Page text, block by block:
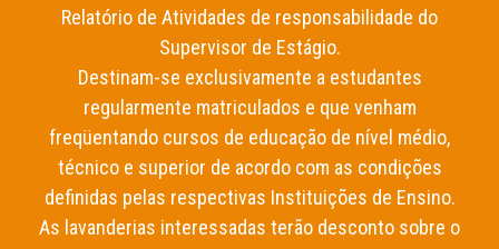
Relatório de Atividades de responsabilidade do
Supervisor de Estágio.
Destinam-se exclusivamente a estudantes
regularmente matriculados e que venham
freqüentando cursos de educação de nível médio,
técnico e superior de acordo com as condições
definidas pelas respectivas Instituições de Ensino.
As lavanderias interessadas terão desconto sobre o